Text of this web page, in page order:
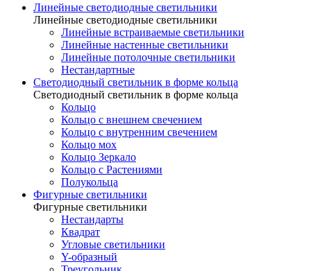
Линейные светодиодные светильники
Линейные светодиодные светильники
Линейные встраиваемые светильники
Линейные настенные светильники
Линейные потолочные светильники
Нестандартные
Светодиодный светильник в форме кольца
Светодиодный светильник в форме кольца
Кольцо
Кольцо с внешнем свечением
Кольцо с внутренним свечением
Кольцо мох
Кольцо Зеркало
Кольцо с Растениями
Полукольца
Фигурные светильники
Фигурные светильники
Нестандарты
Квадрат
Угловые светильники
Y-образный